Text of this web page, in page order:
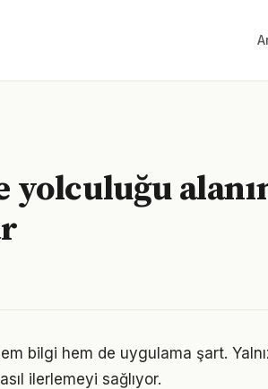
yolculuğu
bilgi hem de uygulama şart.
ilerlemeyi sağlıyor.